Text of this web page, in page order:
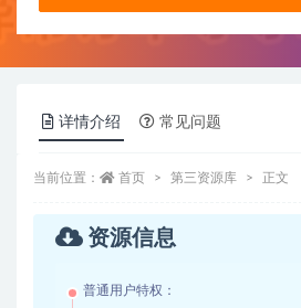
详情介绍 常见问题
当前位置： 首页 第三资源库 正文
资源信息
普通用户特权：